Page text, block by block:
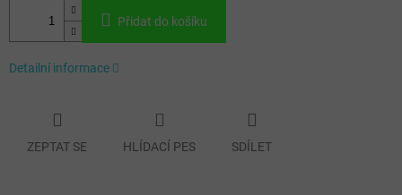
Přidat do košíku
Detailní informace
ZEPTAT SE HLÍDACÍ PES SDÍLET